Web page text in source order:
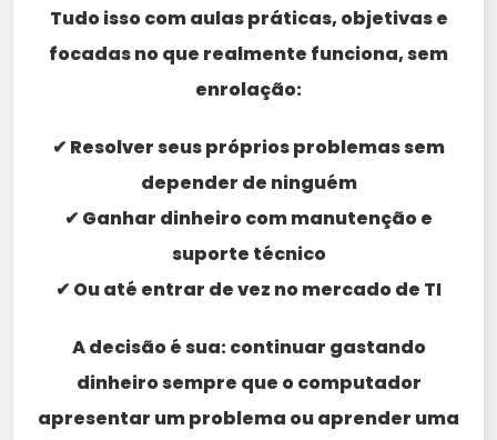
Tudo isso com aulas práticas, objetivas e
focadas no que realmente funciona, sem
enrolação:
✔ Resolver seus próprios problemas sem
depender de ninguém
✔ Ganhar dinheiro com manutenção e
suporte técnico
✔ Ou até entrar de vez no mercado de TI
A decisão é sua: continuar gastando
dinheiro sempre que o computador
apresentar um problema ou aprender uma